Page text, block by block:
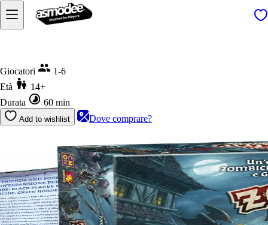
Giocatori
1-6
Età
14+
Durata
60 min
Add to wishlist Dove comprare?